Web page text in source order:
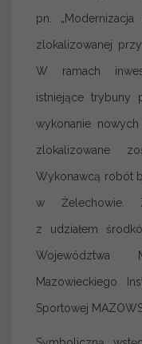
pn.
zlokalizowanej
W ramach
istniejące trybuny
wykonanie
zlokalizowane
Wykonawcą robót
w Żelechowie.
z udziałem
Województwa
Mazowieckiego
Sportowej